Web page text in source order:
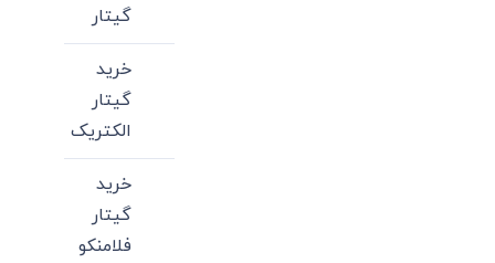
گیتار
خرید
گیتار
الکتریک
خرید
گیتار
فلامنکو